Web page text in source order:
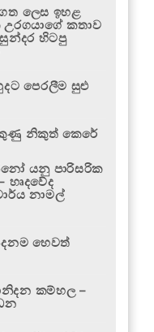
ලෙස ඉහළ
කතාව
හිටපු
පෙරලීම සුළු
නිකුත් කෙරේ
යනු පාරිසරික
හෘදවේද
නාමල්
හෙවත්
කම්හල –